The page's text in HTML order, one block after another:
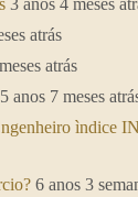
3 anos 4 meses
atrás
atrás
5 anos 7 meses
ìndice
6 anos 3